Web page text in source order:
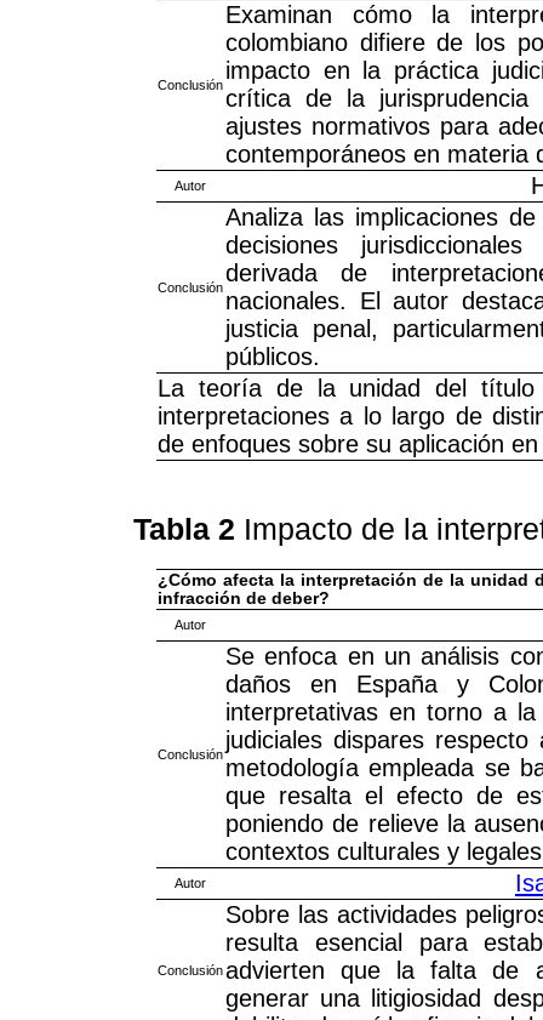
Conclusión
Examinan cómo la
colombiano difiere de los
impacto en la práctica
crítica de la jurisprudencia
ajustes normativos para
contemporáneos en materia
Autor
Conclusión
Analiza las implicaciones
decisiones
derivada de
nacionales. El autor
justicia penal,
públicos.
La teoría de la unidad del título
interpretaciones a lo largo de
de enfoques sobre su aplicación
Tabla 2 Impacto de la
¿Cómo afecta la interpretación de la
infracción de deber?
Autor
Conclusión
Se enfoca en un análisis
daños en España y
interpretativas en torno a
judiciales dispares
metodología empleada se
que resalta el efecto de
poniendo de relieve la
contextos culturales y
Autor
Conclusión
Sobre las actividades
resulta esencial para
advierten que la falta de
generar una litigiosidad